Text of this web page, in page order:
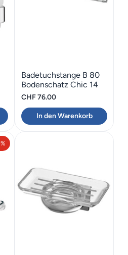
Badetuchstange B 80
Bodenschatz Chic 14
CHF76.00
In den Warenkorb